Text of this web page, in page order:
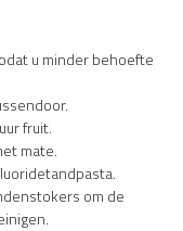
u minder behoefte
fruit.
mate.
om de